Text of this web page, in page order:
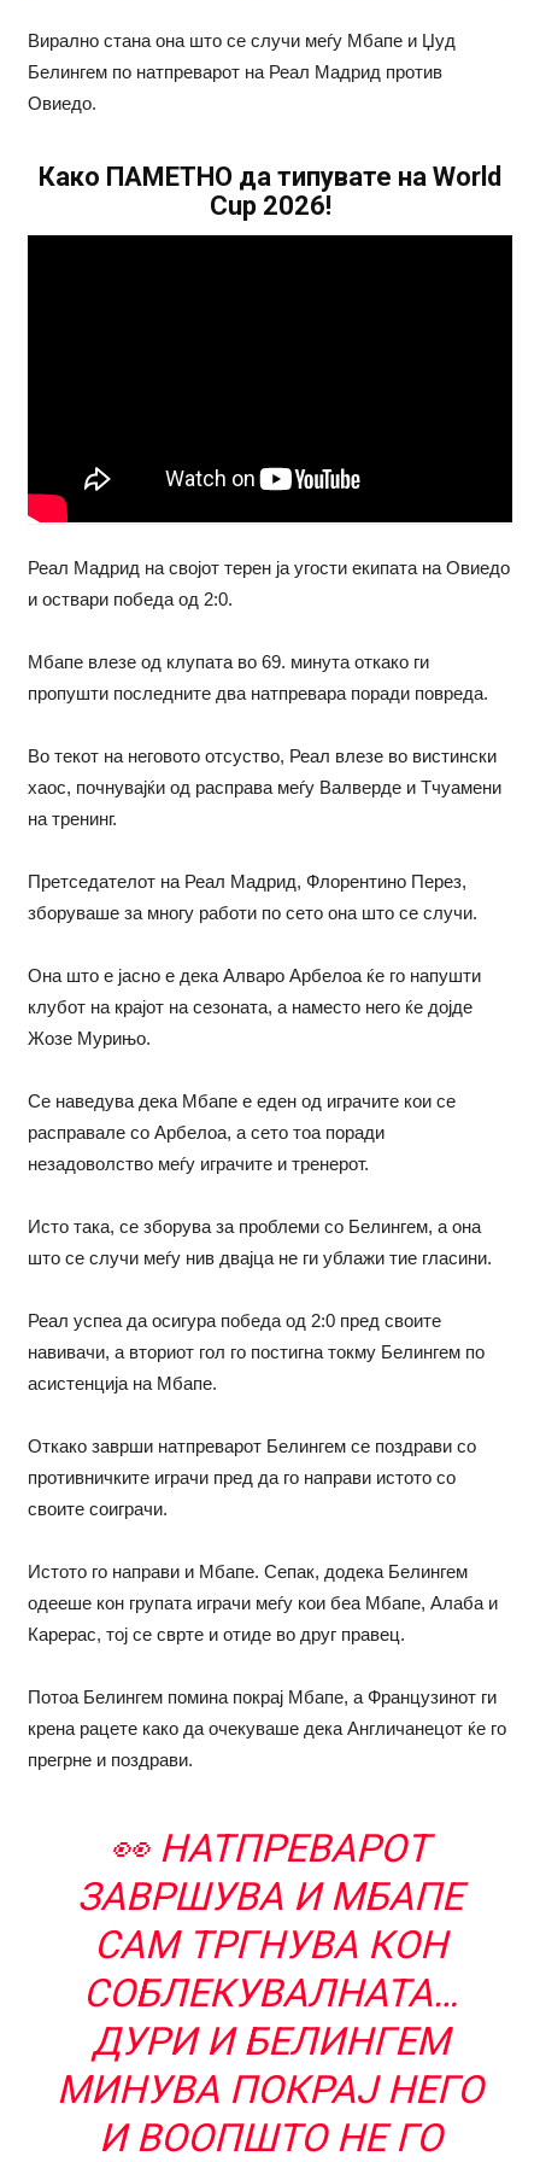
Вирално стана она што се случи меѓу Мбапе и Џуд
Белингем по натпреварот на Реал Мадрид против
Овиедо.
Како ПАМЕТНО да типувате на World
Cup 2026!
Реал Мадрид на својот терен ја угости екипата на Овиедо
и оствари победа од 2:0.
Мбапе влезе од клупата во 69. минута откако ги
пропушти последните два натпревара поради повреда.
Во текот на неговото отсуство, Реал влезе во вистински
хаос, почнувајќи од расправа меѓу Валверде и Тчуамени
на тренинг.
Претседателот на Реал Мадрид, Флорентино Перез,
зборуваше за многу работи по сето она што се случи.
Она што е јасно е дека Алваро Арбелоа ќе го напушти
клубот на крајот на сезоната, а наместо него ќе дојде
Жозе Мурињо.
Се наведува дека Мбапе е еден од играчите кои се
расправале со Арбелоа, а сето тоа поради
незадоволство меѓу играчите и тренерот.
Исто така, се зборува за проблеми со Белингем, а она
што се случи меѓу нив двајца не ги ублажи тие гласини.
Реал успеа да осигура победа од 2:0 пред своите
навивачи, а вториот гол го постигна токму Белингем по
асистенција на Мбапе.
Откако заврши натпреварот Белингем се поздрави со
противничките играчи пред да го направи истото со
своите соиграчи.
Истото го направи и Мбапе. Сепак, додека Белингем
одееше кон групата играчи меѓу кои беа Мбапе, Алаба и
Карерас, тој се сврте и отиде во друг правец.
Потоа Белингем помина покрај Мбапе, а Французинот ги
крена рацете како да очекуваше дека Англичанецот ќе го
прегрне и поздрави.
👀 НАТПРЕВАРОТ
ЗАВРШУВА И МБАПЕ
САМ ТРГНУВА КОН
СОБЛЕКУВАЛНАТА…
ДУРИ И БЕЛИНГЕМ
МИНУВА ПОКРАЈ НЕГО
И ВООПШТО НЕ ГО